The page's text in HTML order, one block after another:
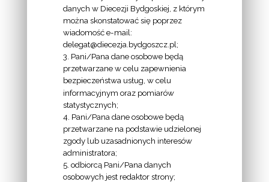
EKAI.PL:
INFORMACJE
EPISKOPATU
POLSKI:
danych w Diecezji Bydgoskiej, z którym
można skonstatować się poprzez
wiadomość e-mail:
delegat@diecezja.bydgoszcz.pl;
3. Pani/Pana dane osobowe będą
przetwarzane w celu zapewnienia
bezpieczeństwa usług, w celu
informacyjnym oraz pomiarów
statystycznych;
4. Pani/Pana dane osobowe będą
przetwarzane na podstawie udzielonej
zgody lub uzasadnionych interesów
administratora;
5. odbiorcą Pani/Pana danych
osobowych jest redaktor strony;